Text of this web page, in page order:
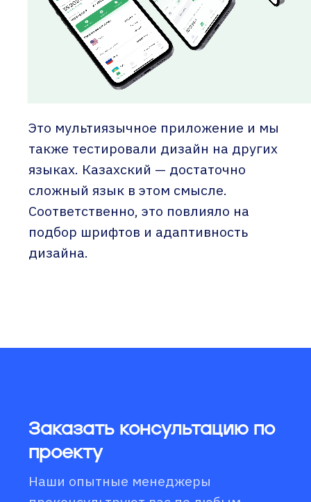
Это мультиязычное приложение и мы
также тестировали дизайн на других
языках. Казахский — достаточно
сложный язык в этом смысле.
Соответственно, это повлияло на
подбор шрифтов и адаптивность
дизайна.
Заказать консультацию по
проекту
Наши опытные менеджеры